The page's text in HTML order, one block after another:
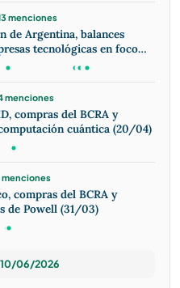
menciones
de Argentina, balances
tecnológicas en foco
menciones
compras del BCRA y
cuántica (20/04)
menciones
compras del BCRA y
de Powell (31/03)
10/06/2026